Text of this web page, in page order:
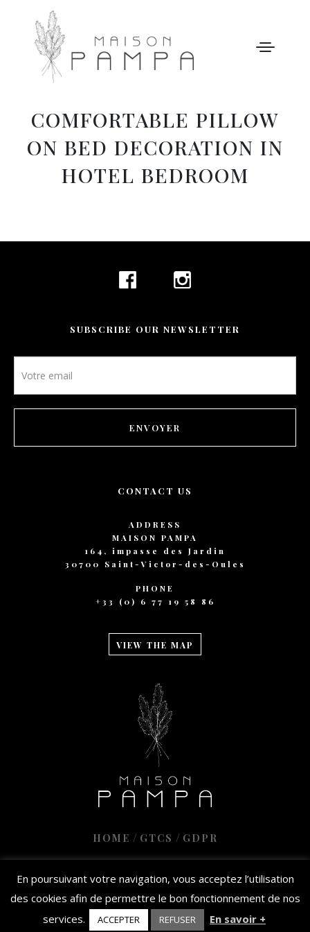
WELCOME
MAISON PAMPA
CONTACT
BOOKING
EN
COMFORTABLE PILLOW
ON BED DECORATION IN
HOTEL BEDROOM
SUBSCRIBE OUR NEWSLETTER
Newsletter
footer
ENVOYER
CONTACT US
ADDRESS
MAISON PAMPA
164, impasse des Jardin
30700 Saint-Victor-des-Oules
PHONE
+33 (0) 6 77 19 58 86
VIEW THE MAP
HOME / GTCS / GDPR
CONCEPTION : JOURDAN CRÉATION/CRÉDITS PHOTO : NICOLAS
En poursuivant votre navigation, vous acceptez l’utilisation
des cookies afin de permettre le bon fonctionnement de nos
services.
ACCEPTER REFUSER En savoir +